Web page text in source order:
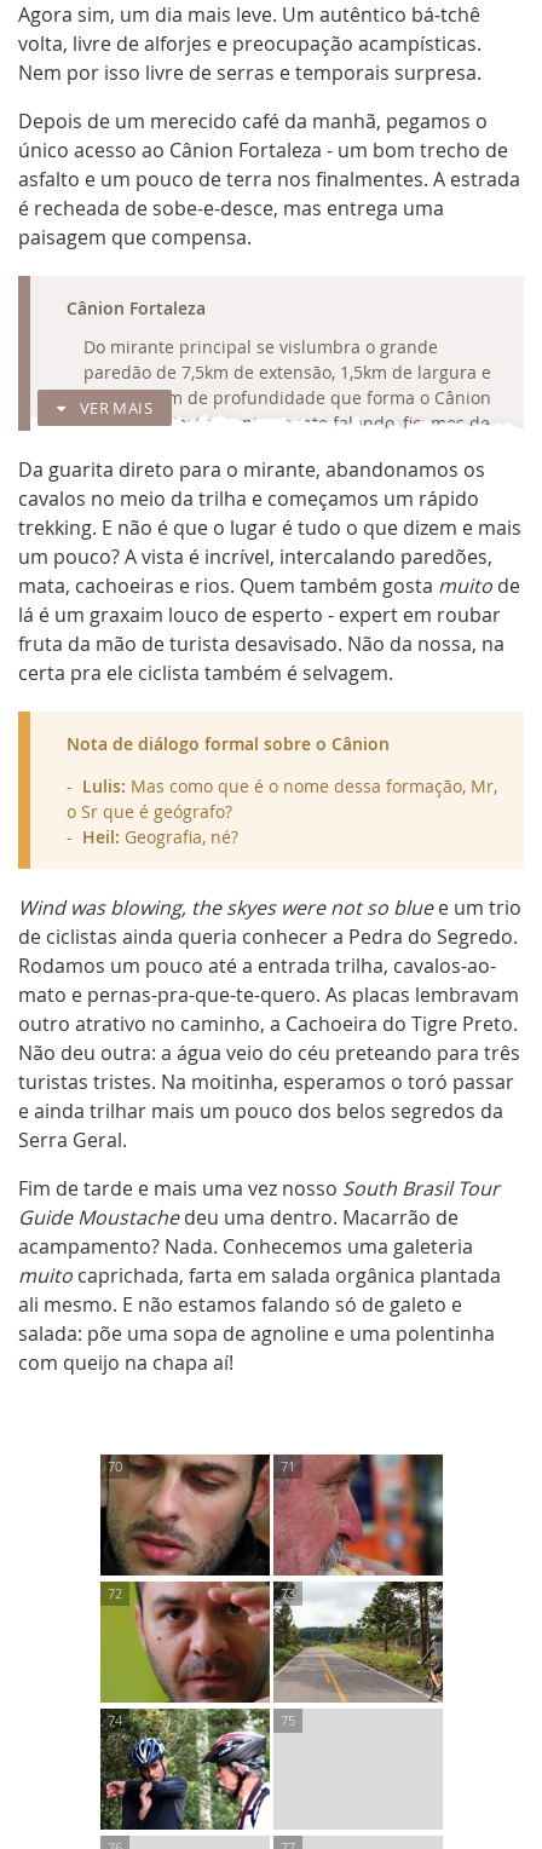
Agora sim, um dia mais leve. Um autêntico bá-tchê
volta, livre de alforjes e preocupação acampísticas.
Nem por isso livre de serras e temporais surpresa.
Depois de um merecido café da manhã, pegamos o
único acesso ao Cânion Fortaleza - um bom trecho de
asfalto e um pouco deterra nos finalmentes. A estrada
é recheada de sobe-e-desce, mas entrega uma
paisagem que compensa.
Cânion Fortaleza
Do mirante principal se vislumbra o grande
paredão de 7,5km de extensão, 1,5km de largura e
quase 900m de profundidade que forma o Cânion
Fortaleza. Poeto-tecnicamente falando, ficamos de
imponentes acidentes geomorfológicos do Brasil
A beleza é realmente impressionante, distribuída
entre paredes rochosas, densa vegetação e
extensas quedas d'água. A trilha de 1km que parte
do estacionamento ao mirante é um atrativo à
parte.
Outra boa pedida por ali é atrilha da pedra do
segredo, 3km (ida e volta), que passa pela
belíssima cachoeira do tigre preto. O segredo do
pequena base rochosa não é apenas seu
Com um bom tempo se pode conhecer tudo em
uma caminhada só: percorrer toda a
cânionentre o mirante principal e a pedra do
Acesso:O Parque Nacional da Serra Geral, onde
está localizado o cânion, ainda não tem
infraestrutura para receber turistas, apenas uma
guarita de controle. Para chegar lá só tem um
acesso, saindo do centro de Cambará do Sul - há
sinalização na cidade. A estrada, quase toda
asfaltada, termina na portaria do Parque.
Fontes:
Guia Quatro Rodas Brasil 2012
CPRM.
ICMBIO. Link
VER MAIS
Da guarita direto para o mirante, abandonamos os
cavalos no meio da trilha e começamos um rápido
trekking. E não é que o lugar é tudo o que dizem e mais
um pouco? A vista é incrível, intercalando paredões,
mata, cachoeiras e rios. Quem também gosta muito de
lá é um graxaim louco de esperto - expert em roubar
fruta da mão de turista desavisado. Não da nossa, na
certa pra ele ciclista também é selvagem.
Nota de diálogo formal sobre o Cânion
Lulis: Mas como que é o nome dessa formação, Mr,
o Sr que é geógrafo?
Heil: Geografia, né?
Wind was blowing, the skyes were not so bluee um trio
de ciclistas ainda queria conhecer a Pedra do Segredo.
Rodamos um pouco até a entrada trilha, cavalos-ao-
mato e pernas-pra-que-te-quero. As placas lembravam
outro atrativo no caminho, a Cachoeira do Tigre Preto.
Não deu outra: a água veio do céu preteando para três
turistas tristes. Na moitinha, esperamos o toró passar
e ainda trilhar mais um pouco dos belos segredos da
Serra Geral.
Fim de tarde e mais uma vez nosso South Brasil Tour
Guide Moustachedeu uma dentro. Macarrão de
acampamento? Nada. Conhecemos uma galeteria
muito caprichada, farta em salada orgânica plantada
ali mesmo. E não estamos falando só de galeto e
salada: põe uma sopa de agnoline e uma polentinha
com queijo na chapa aí!